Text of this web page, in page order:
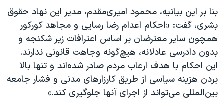
بنا بر این بیانیه، محمود امیری‌مقدم، مدیر این نهاد حقوق
بشری، گفت: «احکام اعدام رضا رسایی و مجاهد کورکور
همچون سایر معترضان بر اساس اعترافات زیر شکنجه و
بدون دادرسی عادلانه، هیچ‌گونه وجاهت قانونی ندارند.
این احکام با هدف ارعاب مردم صادر شده‌اند و تنها بالا
بردن هزینه سیاسی از طریق کارزارهای مدنی و فشار جامعه
بین‌المللی می‌تواند از اجرای آنها جلوگیری کند.»